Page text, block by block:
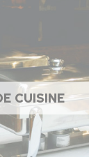
CUISINE